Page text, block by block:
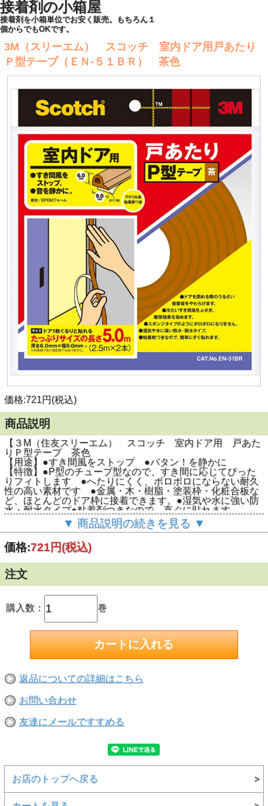
接着剤の小箱屋
接着剤を小箱単位でお安く販売。もちろん１
個からでもOKです。
3M（スリーエム） スコッチ 室内ドア用戸あたり
Ｐ型テープ（ＥＮ-５１ＢＲ） 茶色
価格:721円(税込)
商品説明
【３M（住友スリーエム） スコッチ 室内ドア用 戸あた
りＰ型テープ 茶色
【用途】●すき間風をストップ ●バタン！を静かに
【特徴】●P型のチューブ型なので、すき間に応じてぴった
りフィトします ●へたりにくく、ボロボロにならない耐久
性の高い素材です ●金属・木・樹脂・塗装枠・化粧合板な
ど、ほとんどのドア枠に接着できます。●湿気や水に強い防
水・耐水タイプ●粘着剤つきなので、直ぐに貼れます。
▼ 商品説明の続きを見る ▼
価格:721円(税込)
注文
購入数： 巻
返品についての詳細はこちら
お問い合わせ
友達にメールですすめる
お店のトップへ戻る